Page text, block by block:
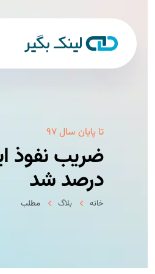
تا پایان سال ۹۷
درصد شد
خانه بلاگ مطلب